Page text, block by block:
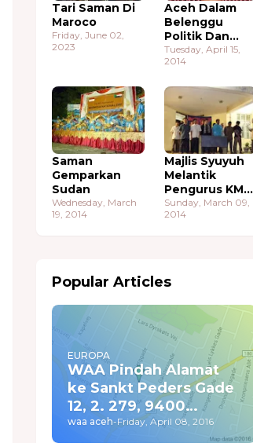
Tari Saman Di
Maroco
Friday, June 02,
2023
Aceh Dalam
Belenggu
Politik Dan
Ekonomi
Tuesday, April 15,
2014
Saman
Gemparkan
Sudan
Wednesday, March
19, 2014
Majlis Syuyuh
Melantik
Pengurus KMA
Sudan
Sunday, March 09,
2014
Popular Articles
EUROPA
WAA Pindah Alamat
ke Sankt Peders Gade
12, 2. 279, 9400
Nørresundby
waa aceh-Friday, April 08, 2016